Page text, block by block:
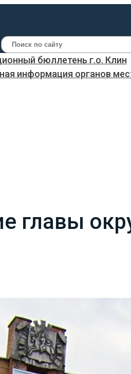
Поиск
бюллетень г.о. Клин
информация органов
главы